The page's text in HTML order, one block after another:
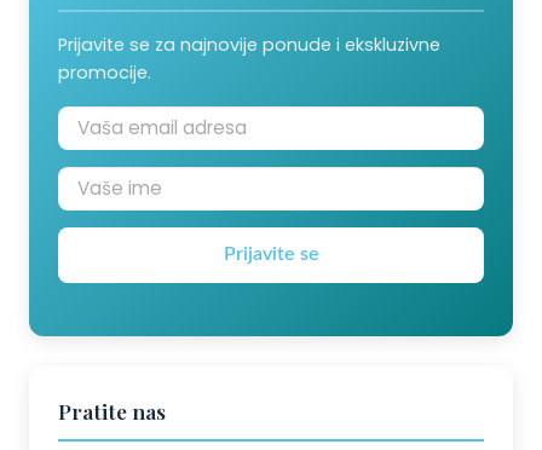
Prijavite se za najnovije ponude i ekskluzivne
promocije.
Prijavite se
Pratite nas